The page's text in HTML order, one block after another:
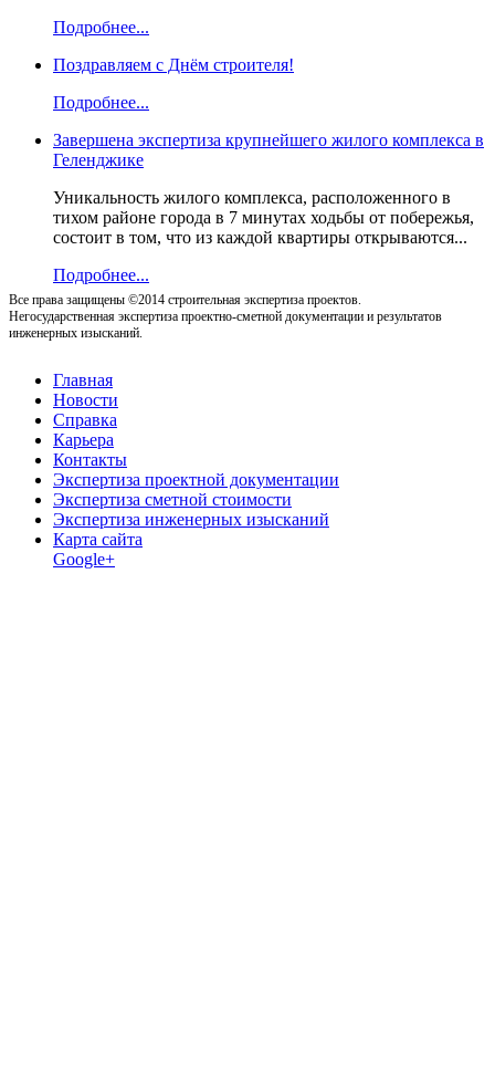
Подробнее...
Поздравляем с Днём строителя!
Подробнее...
Завершена экспертиза крупнейшего жилого комплекса в
Геленджике
Уникальность жилого комплекса, расположенного в
тихом районе города в 7 минутах ходьбы от побережья,
состоит в том, что из каждой квартиры открываются...
Подробнее...
Все права защищены ©2014 строительная экспертиза проектов.
Негосударственная экспертиза проектно-сметной документации и результатов
инженерных изысканий.
Главная
Новости
Справка
Карьера
Контакты
Экспертиза проектной документации
Экспертиза сметной стоимости
Экспертиза инженерных изысканий
Карта сайта
Google+